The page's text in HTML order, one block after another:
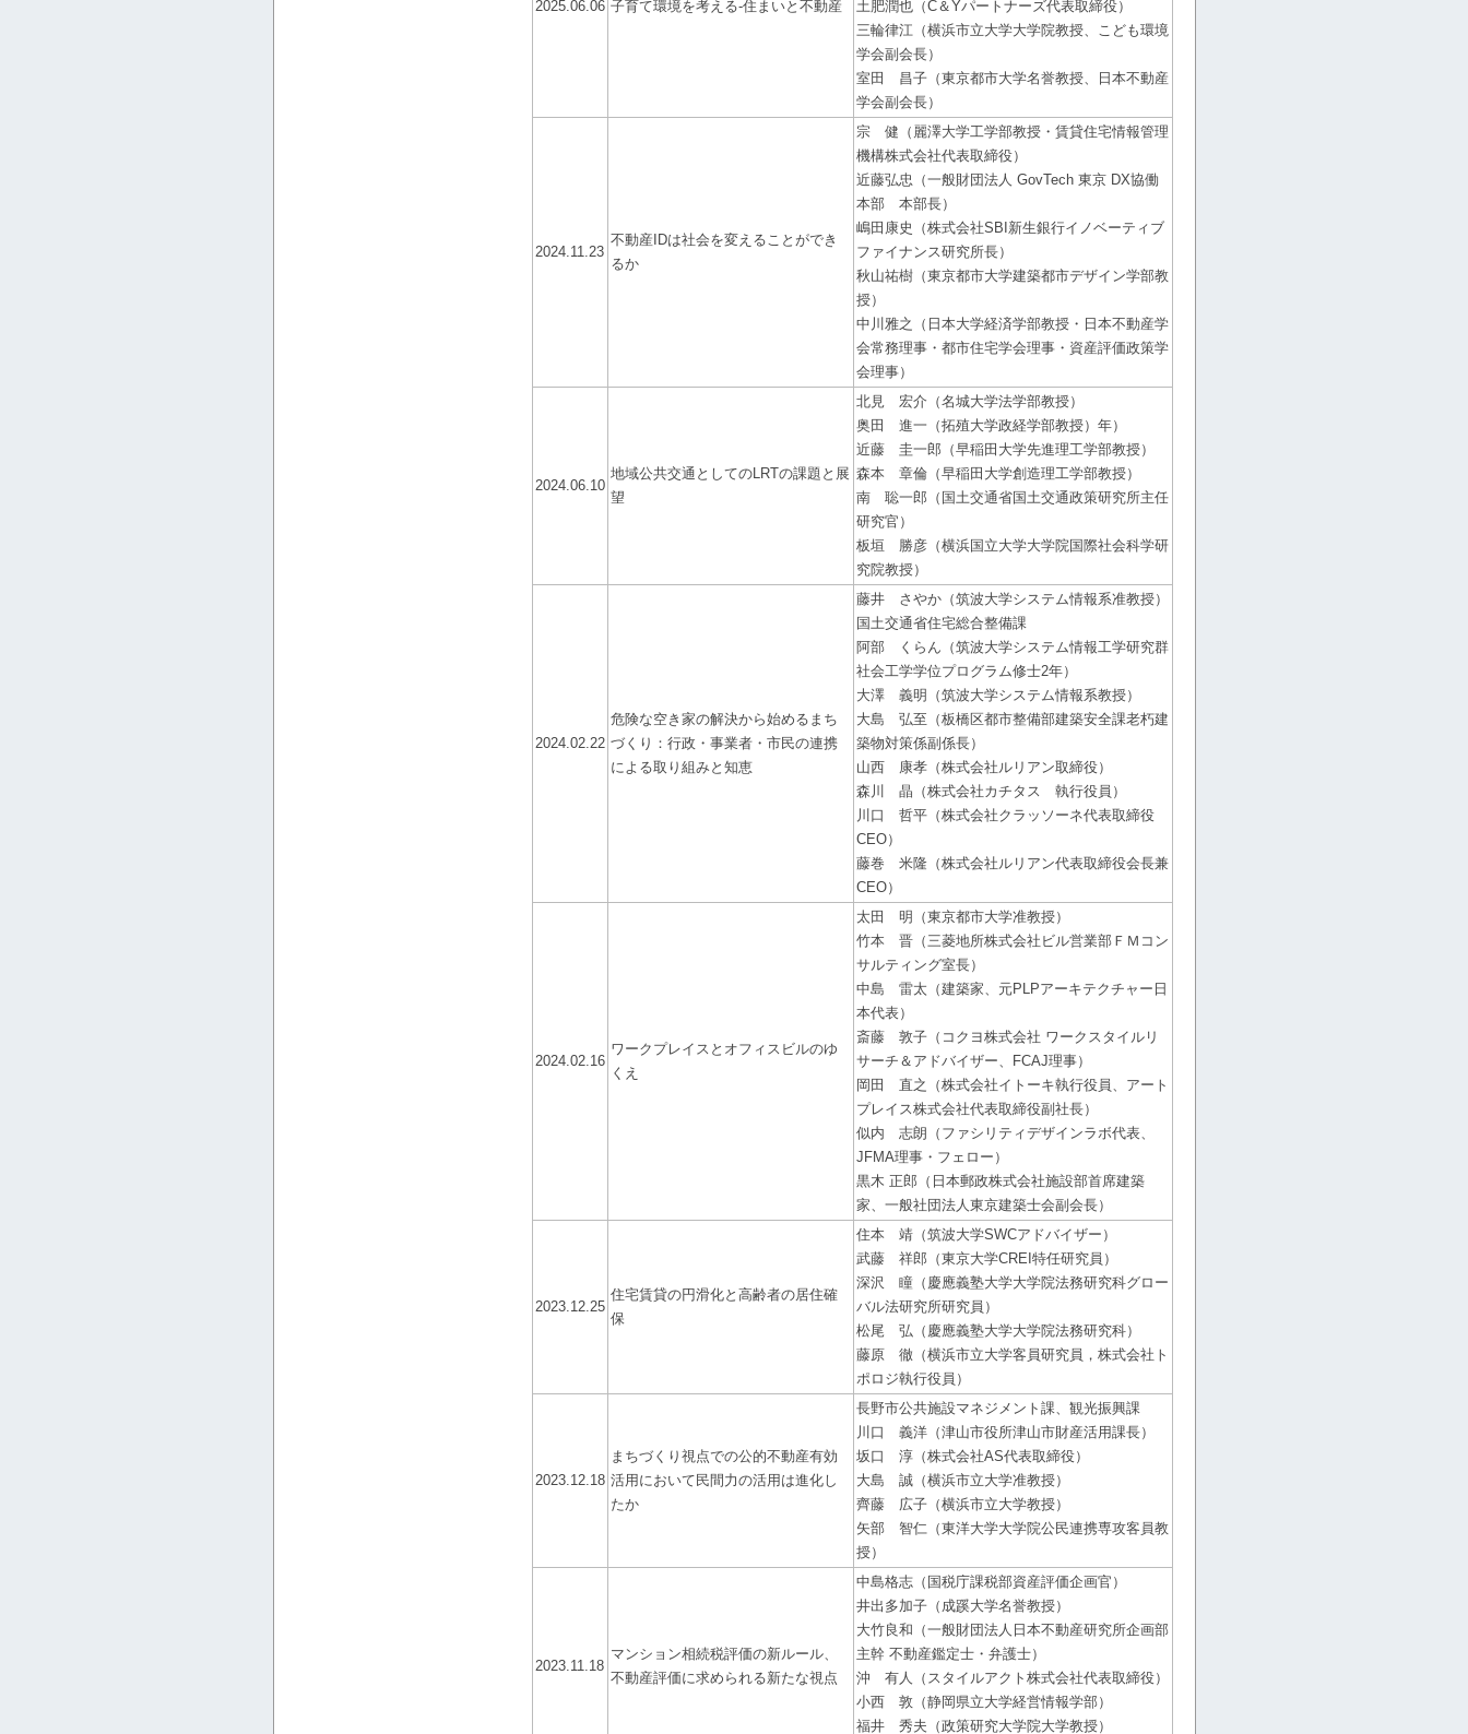
2025.06.06 子育て環境を考える-住まいと不動産
土肥潤也（C＆Yパートナーズ代表取締役）
三輪律江（横浜市立大学大学院教授、こども環境
学会副会長）
室田 昌子（東京都市大学名誉教授、日本不動産
学会副会長）
2024.11.23
不動産IDは社会を変えることができ
るか
宗 健（麗澤大学工学部教授・賃貸住宅情報管理
機構株式会社代表取締役）
近藤弘忠（一般財団法人 GovTech 東京 DX協働
本部 本部長）
嶋田康史（株式会社SBI新生銀行イノベーティブ
ファイナンス研究所長）
秋山祐樹（東京都市大学建築都市デザイン学部教
授）
中川雅之（日本大学経済学部教授・日本不動産学
会常務理事・都市住宅学会理事・資産評価政策学
会理事）
2024.06.10
地域公共交通としてのLRTの課題と展
望
北見 宏介（名城大学法学部教授）
奥田 進一（拓殖大学政経学部教授）年）
近藤 圭一郎（早稲田大学先進理工学部教授）
森本 章倫（早稲田大学創造理工学部教授）
南 聡一郎（国土交通省国土交通政策研究所主任
研究官）
板垣 勝彦（横浜国立大学大学院国際社会科学研
究院教授）
2024.02.22
危険な空き家の解決から始めるまち
づくり：行政・事業者・市民の連携
による取り組みと知恵
藤井 さやか（筑波大学システム情報系准教授）
国土交通省住宅総合整備課
阿部 くらん（筑波大学システム情報工学研究群
社会工学学位プログラム修士2年）
大澤 義明（筑波大学システム情報系教授）
大島 弘至（板橋区都市整備部建築安全課老朽建
築物対策係副係長）
山西 康孝（株式会社ルリアン取締役）
森川 晶（株式会社カチタス 執行役員）
川口 哲平（株式会社クラッソーネ代表取締役
CEO）
藤巻 米隆（株式会社ルリアン代表取締役会長兼
CEO）
2024.02.16
ワークプレイスとオフィスビルのゆ
くえ
太田 明（東京都市大学准教授）
竹本 晋（三菱地所株式会社ビル営業部ＦＭコン
サルティング室長）
中島 雷太（建築家、元PLPアーキテクチャー日
本代表）
斎藤 敦子（コクヨ株式会社 ワークスタイルリ
サーチ＆アドバイザー、FCAJ理事）
岡田 直之（株式会社イトーキ執行役員、アート
プレイス株式会社代表取締役副社長）
似内 志朗（ファシリティデザインラボ代表、
JFMA理事・フェロー）
黒木 正郎（日本郵政株式会社施設部首席建築
家、一般社団法人東京建築士会副会長）
2023.12.25
住宅賃貸の円滑化と高齢者の居住確
保
住本 靖（筑波大学SWCアドバイザー）
武藤 祥郎（東京大学CREI特任研究員）
深沢 瞳（慶應義塾大学大学院法務研究科グロー
バル法研究所研究員）
松尾 弘（慶應義塾大学大学院法務研究科）
藤原 徹（横浜市立大学客員研究員，株式会社ト
ポロジ執行役員）
2023.12.18
まちづくり視点での公的不動産有効
活用において民間力の活用は進化し
たか
長野市公共施設マネジメント課、観光振興課
川口 義洋（津山市役所津山市財産活用課長）
坂口 淳（株式会社AS代表取締役）
大島 誠（横浜市立大学准教授）
齊藤 広子（横浜市立大学教授）
矢部 智仁（東洋大学大学院公民連携専攻客員教
授）
2023.11.18
マンション相続税評価の新ルール、
不動産評価に求められる新たな視点
中島格志（国税庁課税部資産評価企画官）
井出多加子（成蹊大学名誉教授）
大竹良和（一般財団法人日本不動産研究所企画部
主幹 不動産鑑定士・弁護士）
沖 有人（スタイルアクト株式会社代表取締役）
小西 敦（静岡県立大学経営情報学部）
福井 秀夫（政策研究大学院大学教授）